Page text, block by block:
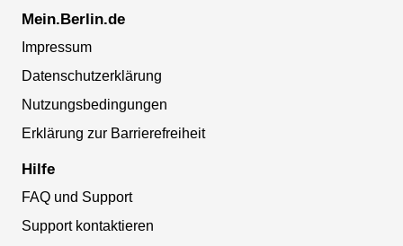
Mein.Berlin.de
Impressum
Datenschutzerklärung
Nutzungsbedingungen
Erklärung zur Barrierefreiheit
Hilfe
FAQ und Support
Support kontaktieren